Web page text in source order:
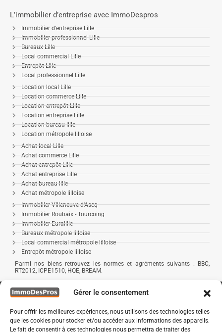
Gérer le consentement
Pour offrir les meilleures expériences, nous utilisons des technologies telles
que les cookies pour stocker et/ou accéder aux informations des appareils.
Le fait de consentir à ces technologies nous permettra de traiter des
L’immobilier d’entreprise avec ImmoDespros
Immobilier d'entreprise Lille
Immobilier professionnel Lille
Bureaux Lille
Local commercial Lille
Entrepôt Lille
Local professionnel Lille
Location local Lille
Location commerce Lille
Location entrepôt Lille
Location entreprise Lille
Location bureau lille
Location métropole lilloise
Achat local Lille
Achat commerce Lille
Achat entrepôt Lille
Achat entreprise Lille
Achat bureau lille
Achat métropole lilloise
Immobilier Villeneuve d'Ascq
Immobilier Roubaix - Tourcoing
Immobilier Euralille
Bureaux métropole lilloise
Local commercial métropole lilloise
Entrepôt métropole lilloise
Parmi nos biens retrouvez les normes et agréments suivants : BBC,
RT2012, ICPE1510, HQE, BREAM.